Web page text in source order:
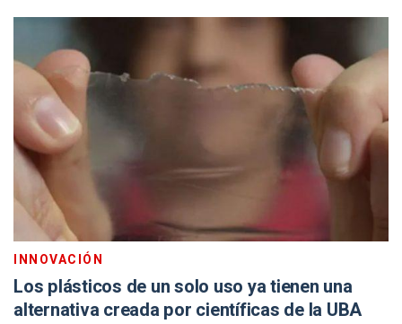
INNOVACIÓN
Los plásticos de un solo uso ya tienen una
alternativa creada por científicas de la UBA